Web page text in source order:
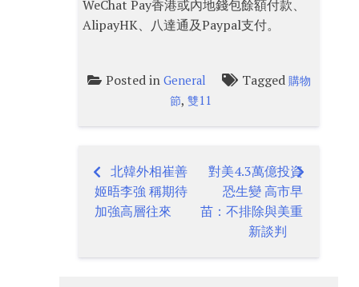
WeChat Pay香港或內地錢包餘額付款、
AlipayHK、八達通及Paypal支付。
Posted in General Tagged 購物
節,雙11
Post
navigation
北韓外相崔善
姬晤李強 稱期待
加強高層往來
對美4.3萬億投資
恐生變 高市早
苗：不排除與美重
新談判